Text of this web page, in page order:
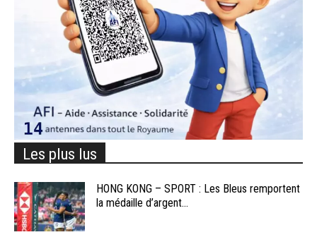
Les plus lus
HONG KONG – SPORT : Les Bleus remportent
la médaille d’argent...